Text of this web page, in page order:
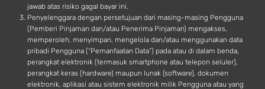
jawab atas risiko gagal bayar ini.
Penyelenggara dengan persetujuan dari masing-masing Pengguna
(Pemberi Pinjaman dan/atau Penerima Pinjaman) mengakses,
memperoleh, menyimpan, mengelola dan/atau menggunakan data
pribadi Pengguna (“Pemanfaatan Data”) pada atau di dalam benda,
perangkat elektronik (termasuk smartphone atau telepon seluler),
perangkat keras (hardware) maupun lunak (software), dokumen
elektronik, aplikasi atau sistem elektronik milik Pengguna atau yang